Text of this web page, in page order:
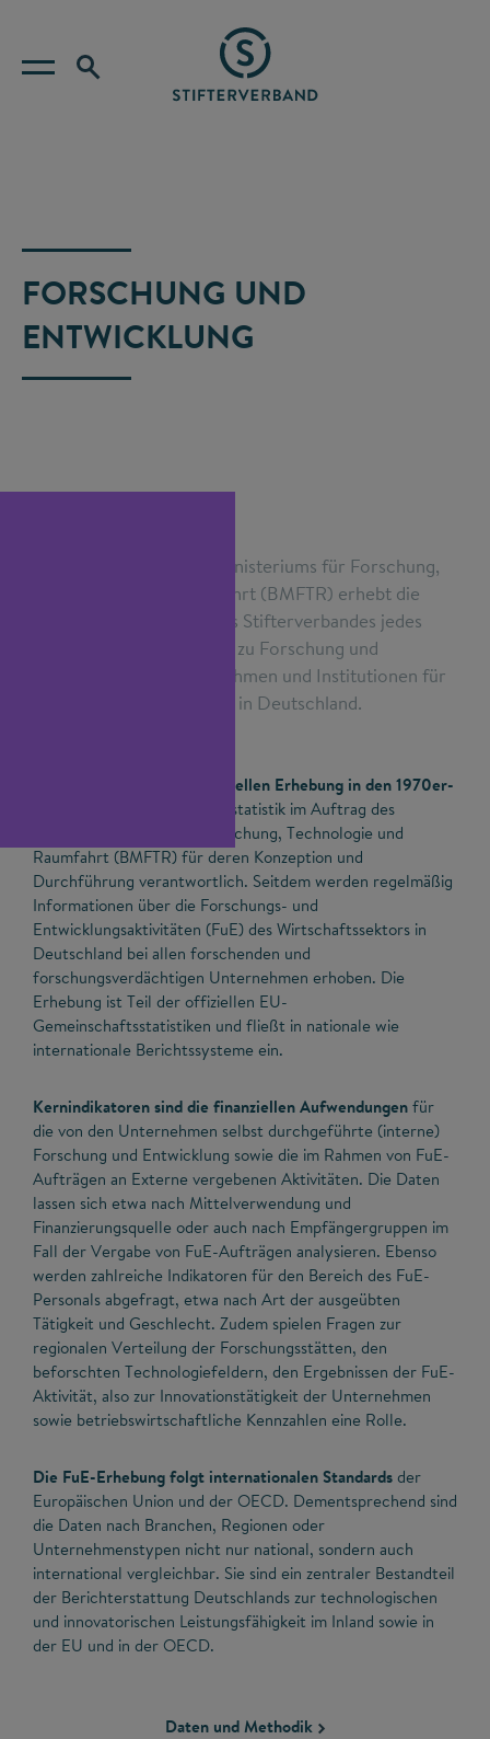
FORSCHUNG UND
ENTWICKLUNG
Im Auftrag des Bundesministeriums für Forschung,
Technologie und Raumfahrt (BMFTR) erhebt die
Wissenschaftsstatistik des Stifterverbandes jedes
Jahr die offiziellen Daten zu Forschung und
Entwicklung der Unternehmen und Institutionen für
Gemeinschaftsforschung in Deutschland.
Seit Einführung dieser offiziellen Erhebung in den 1970er-
ist die Wissenschaftsstatistik im Auftrag des
Bundesministeriums für Forschung, Technologie und
Raumfahrt (BMFTR) für deren Konzeption und
Durchführung verantwortlich. Seitdem werden regelmäßig
Informationen über die Forschungs- und
Entwicklungsaktivitäten (FuE) des Wirtschaftssektors in
Deutschland bei allen forschenden und
forschungsverdächtigen Unternehmen erhoben. Die
Erhebung ist Teil der offiziellen EU-
Gemeinschaftsstatistiken und fließt in nationale wie
internationale Berichtssysteme ein.
Kernindikatoren sind die finanziellen Aufwendungenfür
die von den Unternehmen selbst durchgeführte (interne)
Forschung und Entwicklung sowie die im Rahmen von FuE-
Aufträgen an Externe vergebenen Aktivitäten. Die Daten
lassen sich etwa nach Mittelverwendung und
Finanzierungsquelle oder auch nach Empfängergruppen im
Fall der Vergabe von FuE-Aufträgen analysieren. Ebenso
werden zahlreiche Indikatoren für den Bereich des FuE-
Personals abgefragt, etwa nach Art der ausgeübten
Tätigkeit und Geschlecht. Zudem spielen Fragen zur
regionalen Verteilung der Forschungsstätten, den
beforschten Technologiefeldern, den Ergebnissen der FuE-
Aktivität, also zur Innovationstätigkeit der Unternehmen
sowie betriebswirtschaftliche Kennzahlen eine Rolle.
Die FuE-Erhebung folgt internationalen Standardsder
Europäischen Union und der OECD. Dementsprechend sind
die Daten nach Branchen, Regionen oder
Unternehmenstypen nicht nur national, sondern auch
international vergleichbar. Sie sind ein zentraler Bestandteil
der Berichterstattung Deutschlands zur technologischen
und innovatorischen Leistungsfähigkeit im Inland sowie in
der EU und in der OECD.
Daten und Methodik